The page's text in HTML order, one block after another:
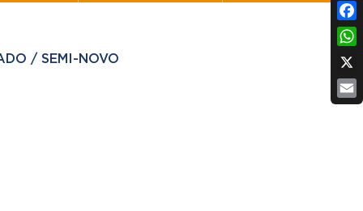
/ SEMI-NOVO
X